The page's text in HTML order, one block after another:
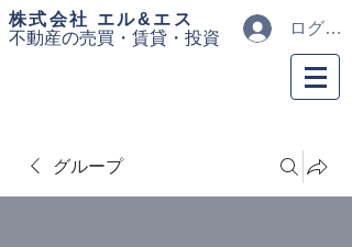
​株式会社 エル&エス
不動産の売買・ 賃貸・投資
ログイン
グループ